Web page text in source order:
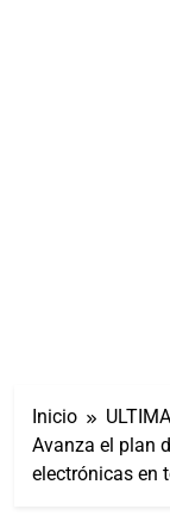
Inicio
Avanza el plan
electrónicas en